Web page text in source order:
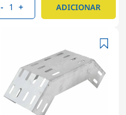
- + ADICIONAR